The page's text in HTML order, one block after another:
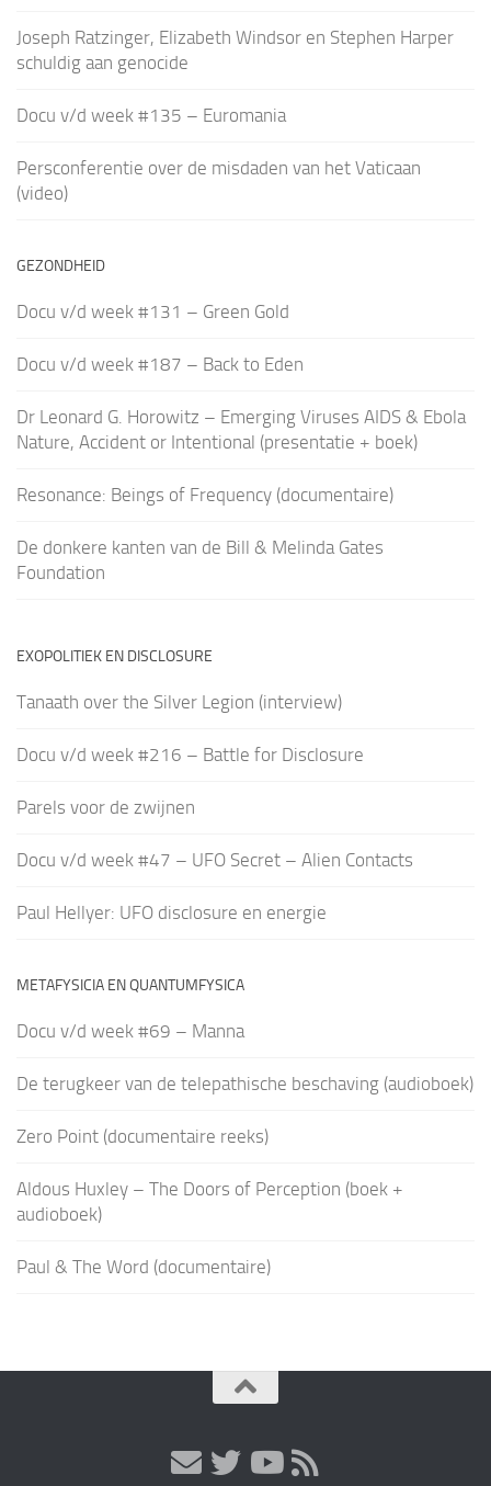
Joseph Ratzinger, Elizabeth Windsor en Stephen Harper
schuldig aan genocide
Docu v/d week #135 – Euromania
Persconferentie over de misdaden van het Vaticaan
(video)
GEZONDHEID
Docu v/d week #131 – Green Gold
Docu v/d week #187 – Back to Eden
Dr Leonard G. Horowitz – Emerging Viruses AIDS & Ebola
Nature, Accident or Intentional (presentatie + boek)
Resonance: Beings of Frequency (documentaire)
De donkere kanten van de Bill & Melinda Gates
Foundation
EXOPOLITIEK EN DISCLOSURE
Tanaath over the Silver Legion (interview)
Docu v/d week #216 – Battle for Disclosure
Parels voor de zwijnen
Docu v/d week #47 – UFO Secret – Alien Contacts
Paul Hellyer: UFO disclosure en energie
METAFYSICIA EN QUANTUMFYSICA
Docu v/d week #69 – Manna
De terugkeer van de telepathische beschaving (audioboek)
Zero Point (documentaire reeks)
Aldous Huxley – The Doors of Perception (boek +
audioboek)
Paul & The Word (documentaire)